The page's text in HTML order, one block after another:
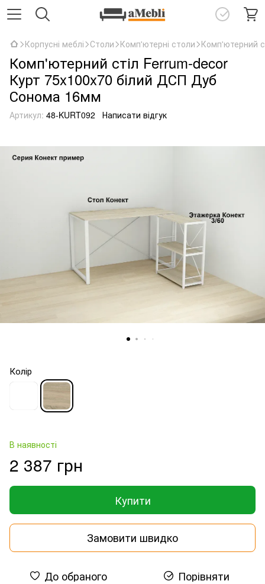
Корпусні меблі Столи Комп'ютерні столи Комп'ютерний
Комп'ютерний стіл Ferrum-decor
Курт 75x100x70 білий ДСП Дуб
Сонома 16мм
Артикул: 48-KURT092 Написати відгук
Колір
В наявності
2 387 грн
Купити
Замовити швидко
До обраного Порівняти